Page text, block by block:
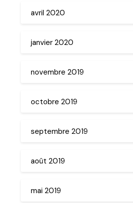
avril 2020
janvier 2020
novembre 2019
octobre 2019
septembre 2019
août 2019
mai 2019